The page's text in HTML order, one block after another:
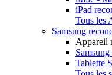
iPad
Tous les
Samsung
Appareil
Tablette